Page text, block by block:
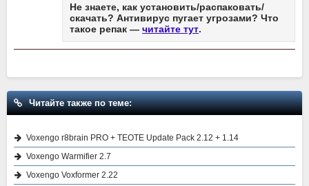
Не знаете, как установить/распаковать/
скачать? Антивирус пугает угрозами? Что
такое репак — читайте тут.
Читайте также по теме:
Voxengo r8brain PRO + TEOTE Update Pack 2.12 + 1.14
Voxengo Warmifier 2.7
Voxengo Voxformer 2.22